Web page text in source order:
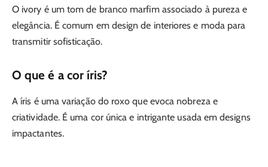
O ivory é um tom de branco marfim associado à pureza e
elegância. É comum em design de interiores e moda para
transmitir sofisticação.
O que é a cor íris?
A íris é uma variação do roxo que evoca nobreza e
criatividade. É uma cor única e intrigante usada em designs
impactantes.